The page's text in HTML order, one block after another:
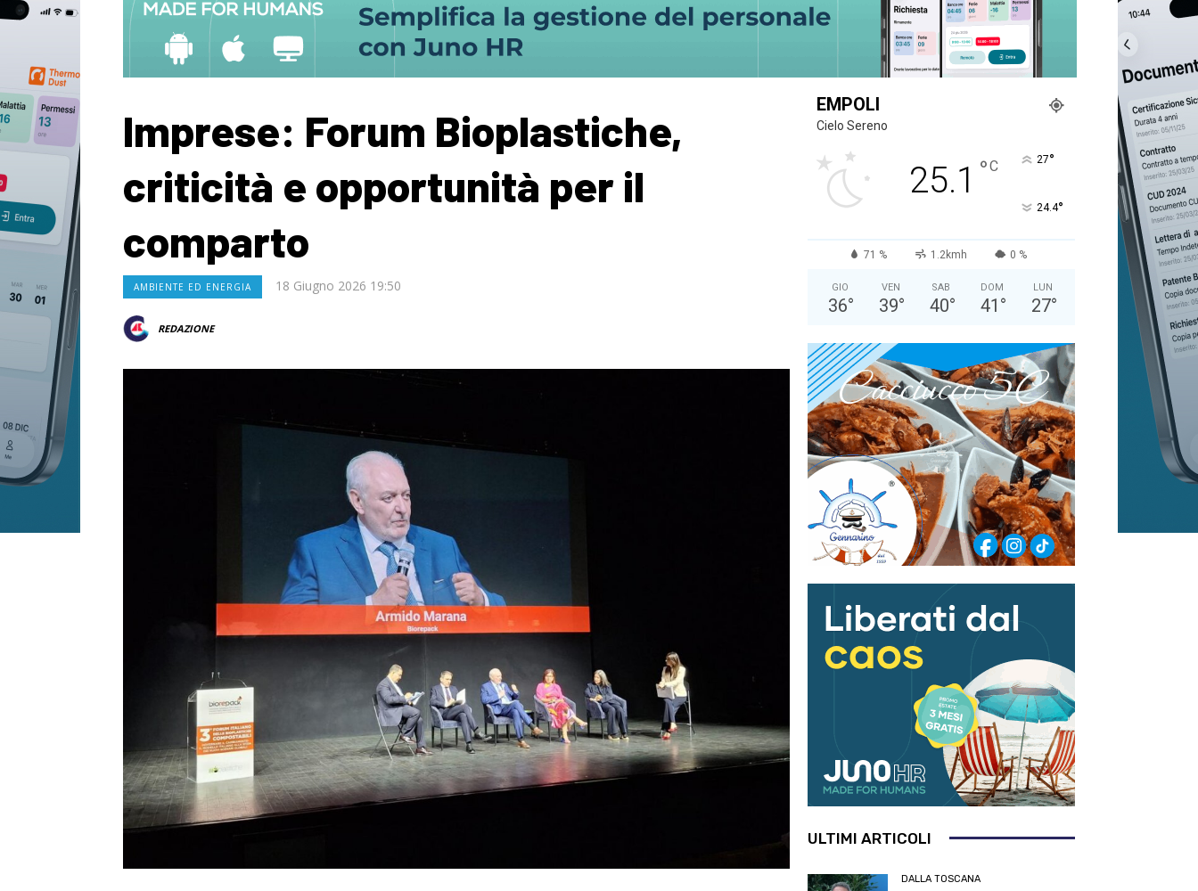
Imprese: Forum Bioplastiche,
criticità e opportunità per il
comparto
AMBIENTE ED ENERGIA 18 Giugno 2026 19:50
REDAZIONE
EMPOLI
Cielo Sereno
25.1 °C 27°
24.4°
71 % 1.2kmh 0 %
GIO
36°
VEN
39°
SAB
40°
DOM
41 °
LUN
27°
ULTIMI ARTICOLI
DALLA TOSCANA